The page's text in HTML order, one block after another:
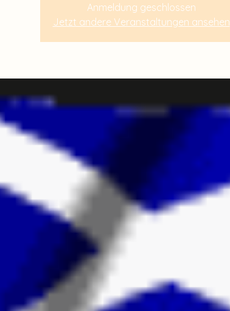
Anmeldung geschlossen
Jetzt andere Veranstaltungen ansehen